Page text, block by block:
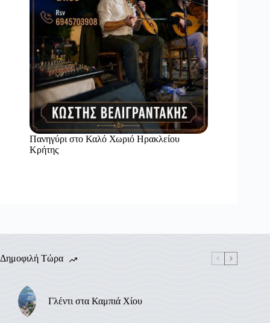
Πανηγύρι στο Καλό Χωριό Ηρακλείου
Κρήτης
Δημοφιλή Τώρα
Γλέντι στα Καμπιά Χίου